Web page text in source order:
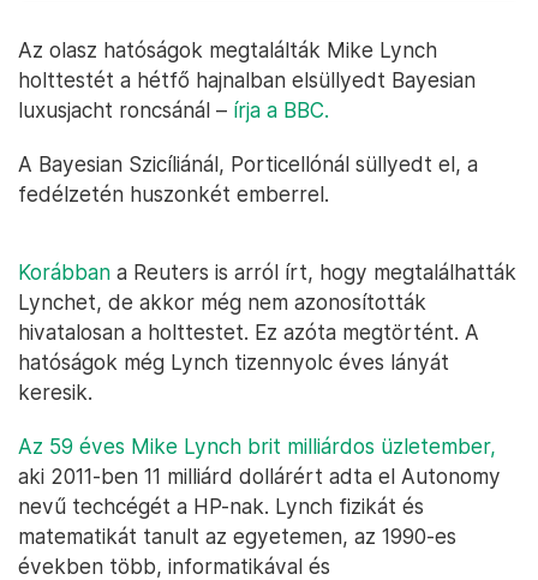
Az olasz hatóságok megtalálták Mike Lynch
holttestét a hétfő hajnalban elsüllyedt Bayesian
luxusjacht roncsánál – írja a BBC.
A Bayesian Szicíliánál, Porticellónál süllyedt el, a
fedélzetén huszonkét emberrel.
Korábban a Reuters is arról írt, hogy megtalálhatták
Lynchet, de akkor még nem azonosították
hivatalosan a holttestet. Ez azóta megtörtént. A
hatóságok még Lynch tizennyolc éves lányát
keresik.
Az 59 éves Mike Lynch brit milliárdos üzletember,
aki 2011-ben 11 milliárd dollárért adta el Autonomy
nevű techcégét a HP-nak. Lynch fizikát és
matematikát tanult az egyetemen, az 1990-es
években több, informatikával és